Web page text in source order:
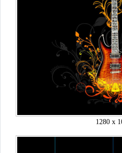
1280 x